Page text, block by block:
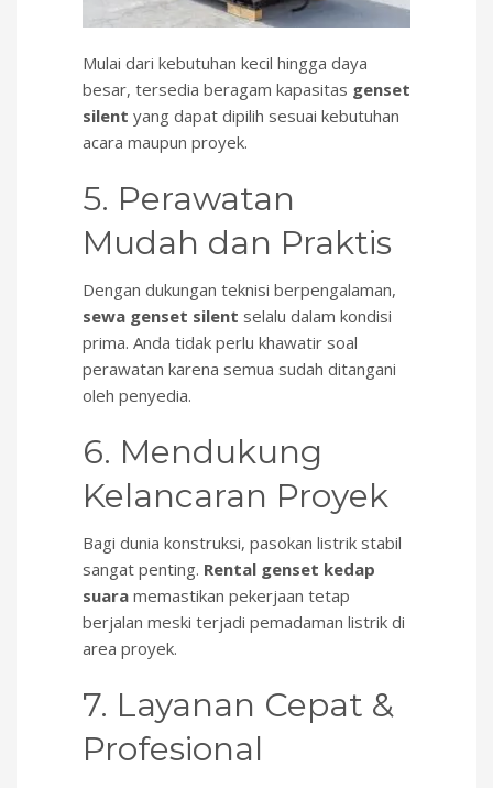
Mulai dari kebutuhan kecil hingga daya
besar, tersedia beragam kapasitas genset
silent yang dapat dipilih sesuai kebutuhan
acara maupun proyek.
5. Perawatan
Mudah dan Praktis
Dengan dukungan teknisi berpengalaman,
sewa genset silent selalu dalam kondisi
prima. Anda tidak perlu khawatir soal
perawatan karena semua sudah ditangani
oleh penyedia.
6. Mendukung
Kelancaran Proyek
Bagi dunia konstruksi, pasokan listrik stabil
sangat penting. Rental genset kedap
suara memastikan pekerjaan tetap
berjalan meski terjadi pemadaman listrik di
area proyek.
7. Layanan Cepat &
Profesional